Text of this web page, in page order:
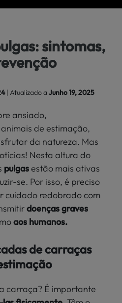
sintomas,
| Atualizado a Junho 19, 2025
ansiado,
de estimação,
da natureza. Mas
Nesta altura do
pulgasestão mais ativas
se. Por isso, é preciso
cuidado redobrado com
doenças graves
aos humanos.
de carraças
carraça? É importante